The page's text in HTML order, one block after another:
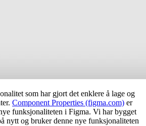
som har gjort det enklere å lage og
Component Properties (figma.com) er
funksjonaliteten i Figma. Vi har bygget
nytt og bruker denne nye funksjonaliteten